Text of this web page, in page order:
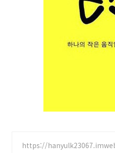
https://